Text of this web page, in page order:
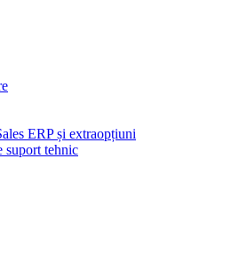
ERP și extraopțiuni
suport tehnic